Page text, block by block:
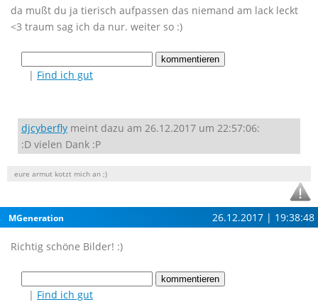
da mußt du ja tierisch aufpassen das niemand am lack leckt
<3 traum sag ich da nur. weiter so :)
| Find ich gut
djcyberfly meint dazu am 26.12.2017 um 22:57:06:
:D vielen Dank :P
eure armut kotzt mich an ;)
MGeneration 26.12.2017 | 19:38:48
Richtig schöne Bilder! :)
| Find ich gut